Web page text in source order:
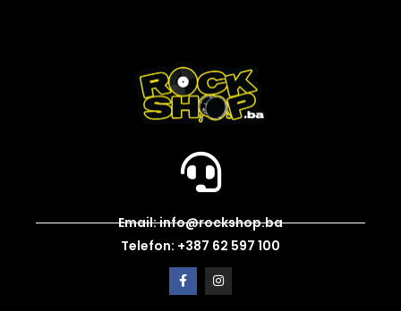
Email: info@rockshop.ba
Telefon: +387 62 597 100